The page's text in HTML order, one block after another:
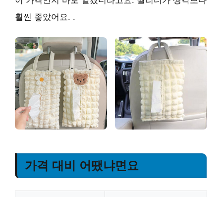
훨씬 좋았어요. .
가격 대비 어땠냐면요